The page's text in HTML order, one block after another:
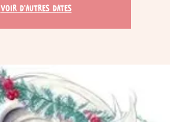
Voir d'autres dates